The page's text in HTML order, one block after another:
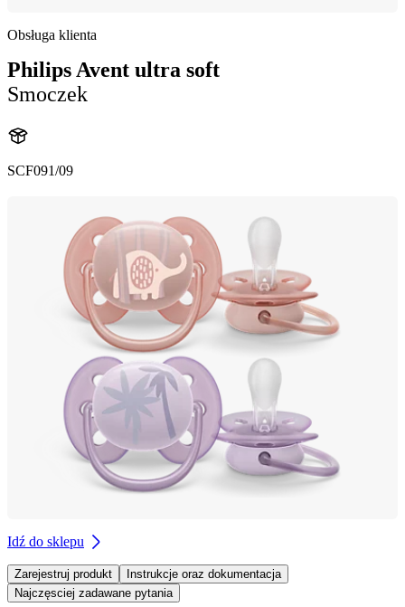
Obsługa klienta
Philips Avent ultra soft
Smoczek
SCF091/09
Idź do sklepu
Zarejestruj produkt
Instrukcje oraz dokumentacja
Najczęsciej zadawane pytania